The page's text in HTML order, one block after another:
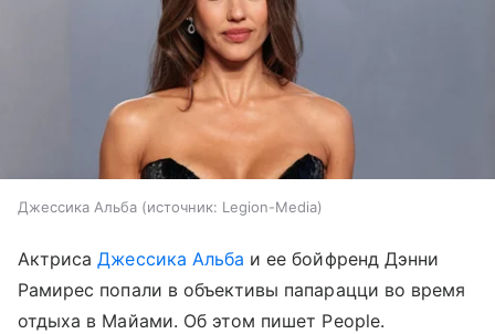
Джессика Альба источник: Legion-Media
АктрисаДжессика Альба и ее бойфренд Дэнни
Рамирес попали в объективы папарацци во время
отдыха в Майами. Об этом пишет People.